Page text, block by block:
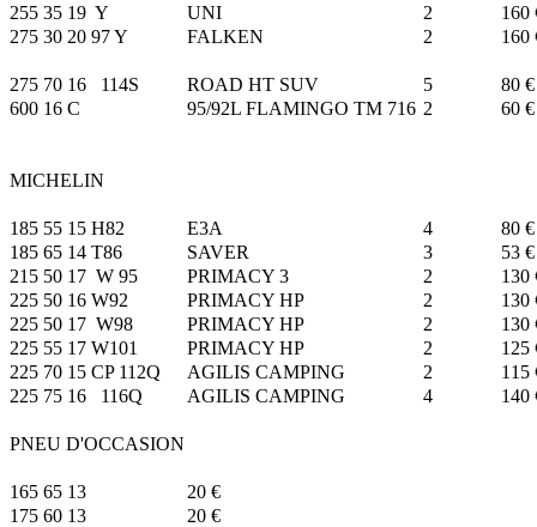
255 35 19 Y
UNI 2
160
275 30 20 97 Y
FALKEN 2 160
275 70 16 114S ROAD HT SUV 5
80 €
600 16 C
95/92L FLAMINGO TM 716 2 60 €
MICHELIN
185 55 15 H82 E3A 4
80 €
185 65 14 T86
SAVER 3
53 €
215 50 17 W 95
PRIMACY 3 2
130
225 50 16 W92
PRIMACY HP 2
130
225 50 17 W98
PRIMACY HP 2
130
225 55 17 W101
PRIMACY HP 2
125
225 70 15 CP 112Q
AGILIS CAMPING 2
115
225 75 16 116Q
AGILIS CAMPING 4 140
PNEU D'OCCASION
165 65 13
20 €
175 60 13
20 €